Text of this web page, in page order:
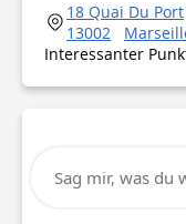
18 Quai Du Port
13002
Interessanter
Sag mir, was du